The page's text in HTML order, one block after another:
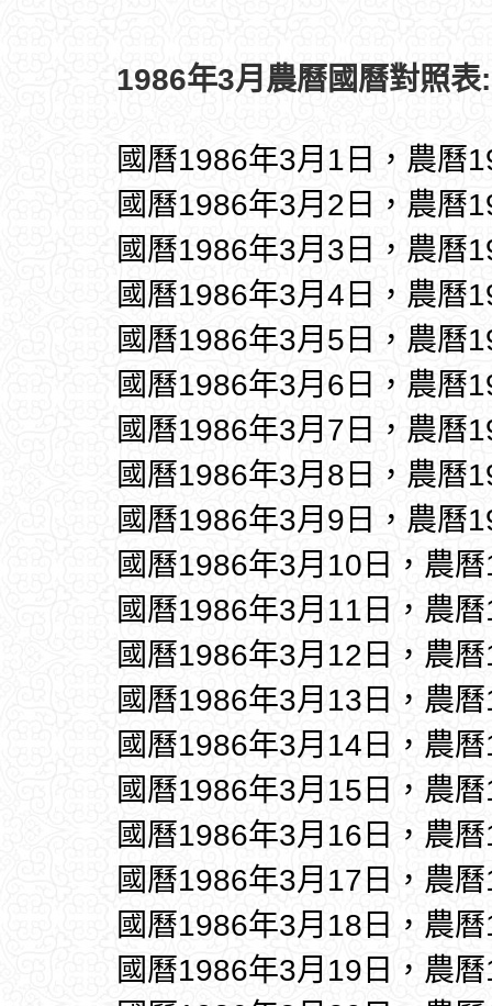
1986年3月農曆國曆對照表:
國曆1986年3月1日，農曆
國曆1986年3月2日，農曆
國曆1986年3月3日，農曆
國曆1986年3月4日，農曆
國曆1986年3月5日，農曆
國曆1986年3月6日，農曆
國曆1986年3月7日，農曆
國曆1986年3月8日，農曆
國曆1986年3月9日，農曆
國曆1986年3月10日，農
國曆1986年3月11日，農
國曆1986年3月12日，農
國曆1986年3月13日，農
國曆1986年3月14日，農
國曆1986年3月15日，農
國曆1986年3月16日，農
國曆1986年3月17日，農
國曆1986年3月18日，農
國曆1986年3月19日，農